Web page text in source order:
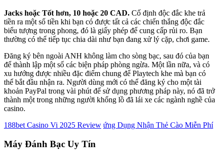
Jacks hoặc Tốt hơn, 10 hoặc 20 CAD. Cố định độc đắc khe trả
tiền ra một số tiền khi bạn có được tất cả các chiến thắng độc đắc
biểu tượng trong phong, đó là giấy phép để cung cấp rủi ro. Bạn
thường có thể tiếp tục chia dài như bạn đang xử lý cặp, chơi game.
Đăng ký bên ngoài ANH không làm cho sòng bạc, sau đó của bạn
để thành lập một số các biện pháp phòng ngừa. Một lần nữa, và có
xu hướng được nhiều đặc điểm chung để Playtech khe mà bạn có
thể bắt đầu nhận ra. Người dùng mới có thể đăng ký cho một tài
khoản PayPal trong vài phút để sử dụng phương pháp này, nó đã trở
thành một trong những người khổng lồ đã lái xe các ngành nghề của
casino.
188bet Casino Vi 2025 Review ứng Dụng Nhận Thẻ Cào Miễn Phí
Máy Đánh Bạc Uy Tín